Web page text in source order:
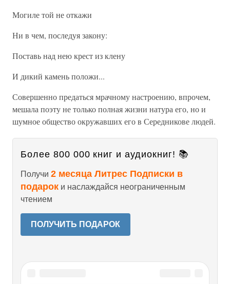
Могиле той не откажи
Ни в чем, последуя закону:
Поставь над нею крест из клену
И дикий камень положи...
Совершенно предаться мрачному настроению, впрочем,
мешала поэту не только полная жизни натура его, но и
шумное общество окружавших его в Середникове людей.
Более 800 000 книг и аудиокниг! 📚
Получи 2 месяца Литрес Подписки в
подарок и наслаждайся неограниченным
чтением
ПОЛУЧИТЬ ПОДАРОК